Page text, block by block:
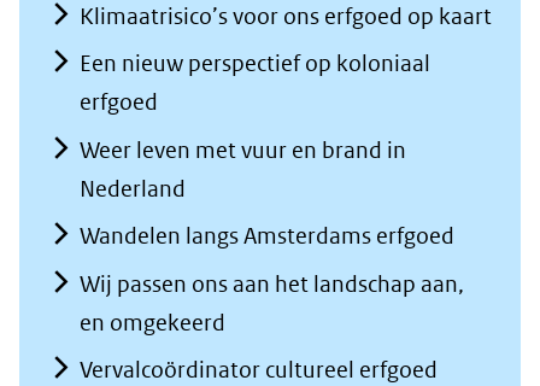
Klimaatrisico’s voor ons erfgoed op kaart
Een nieuw perspectief op koloniaal
erfgoed
Weer leven met vuur en brand in
Nederland
Wandelen langs Amsterdams erfgoed
Wij passen ons aan het landschap aan,
en omgekeerd
Vervalcoördinator cultureel erfgoed